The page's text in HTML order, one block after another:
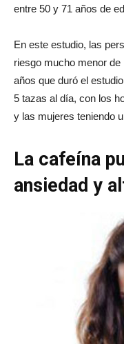
entre 50 y 71 años de
En este estudio, las
riesgo mucho menor
años que duró el
5 tazas al día, con los
y las mujeres teniendo
La cafeína
ansiedad y